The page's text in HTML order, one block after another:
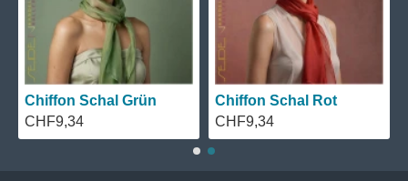
Chiffon Schal Grün
CHF9,34
Chiffon Schal Rot
CHF9,34